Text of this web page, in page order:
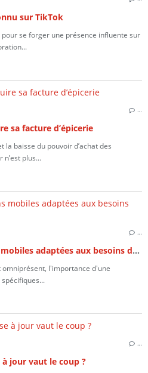
sur TikTok
se forger une présence influente sur
…
sa facture d’épicerie
la baisse du pouvoir d’achat des
plus...
…
Les meilleures applications mobiles adaptées aux besoins des femmes
l'importance d'une
…
à jour vaut le coup ?